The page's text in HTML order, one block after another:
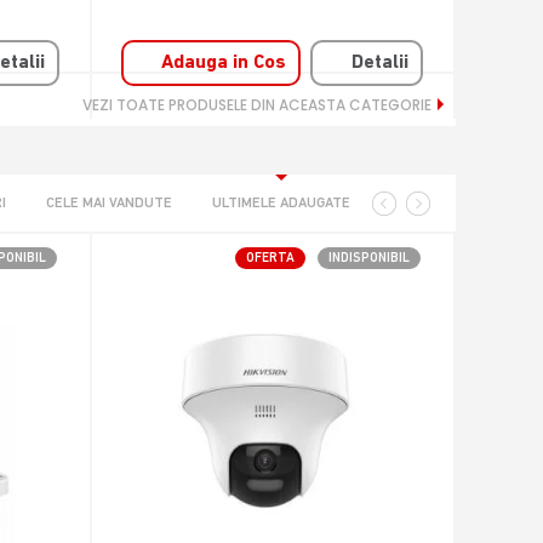
Adauga in Cos Detalii
VEZI TOATE PRODUSELE DIN ACEASTA CATEGORIE
CELE MAI VANDUTE ULTIMELE ADAUGATE
OFERTA